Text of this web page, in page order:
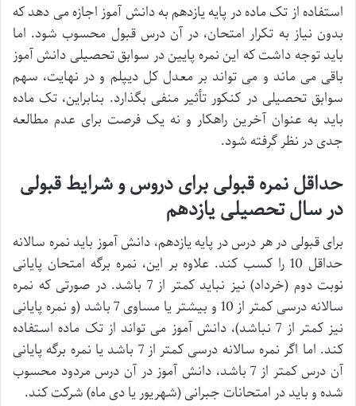
استفاده از تک ماده در پایه یازدهم به دانش آموز اجازه می دهد که
بدون نیاز به تکرار امتحان، در آن درس قبول محسوب شود. اما
باید توجه داشت که این نمره پایین در سوابق تحصیلی دانش آموز
باقی می ماند و می تواند بر معدل کل دیپلم و در نهایت، سهم
سوابق تحصیلی در کنکور تأثیر منفی بگذارد. بنابراین، تک ماده
باید به عنوان آخرین راهکار و نه یک فرصت برای عدم مطالعه
جدی در نظر گرفته شود.
حداقل نمره قبولی برای دروس و شرایط قبولی
در سال تحصیلی یازدهم
برای قبولی در هر درس در پایه یازدهم، دانش آموز باید نمره سالانه
حداقل 10 را کسب کند. علاوه بر این، نمره برگه امتحان پایانی
نوبت دوم (خرداد) نیز نباید کمتر از 7 باشد. در صورتی که نمره
سالانه درسی کمتر از 10 و بیشتر یا مساوی 7 باشد (و نمره پایانی
نیز کمتر از 7 نباشد)، دانش آموز می تواند از تک ماده استفاده
کند. اما اگر نمره سالانه درسی کمتر از 7 باشد یا نمره برگه پایانی
آن درس کمتر از 7 باشد، دانش آموز در آن درس مردود محسوب
شده و باید در امتحانات جبرانی (شهریور یا دی ماه) شرکت کند.